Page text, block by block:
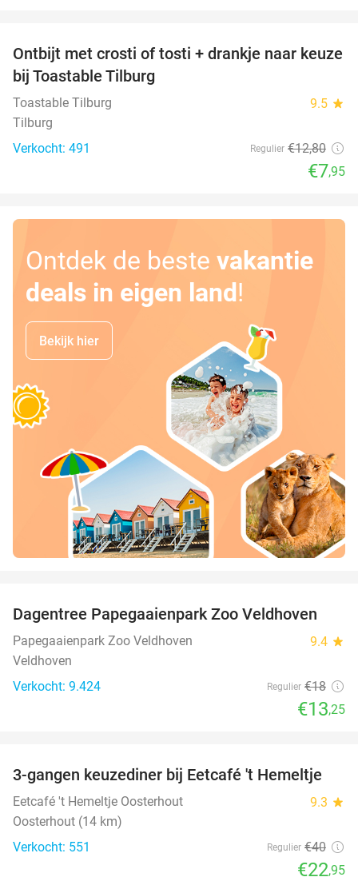
38%
Ontbijt met crosti of tosti + drankje naar keuze
bij Toastable Tilburg
Toastable Tilburg 9.5 star
Tilburg
Verkocht: 491
Regulier €12,80
€7,95
Ontdek de beste vakantie
deals in eigen land!
Bekijk hier
26%
Dagentree Papegaaienpark Zoo Veldhoven
Papegaaienpark Zoo Veldhoven 9.4 star
Veldhoven
Verkocht: 9.424
Regulier €18
€13,25
43%
3-gangen keuzediner bij Eetcafé 't Hemeltje
Eetcafé 't Hemeltje Oosterhout 9.3 star
Oosterhout (14 km)
Verkocht: 551
Regulier €40
€22,95